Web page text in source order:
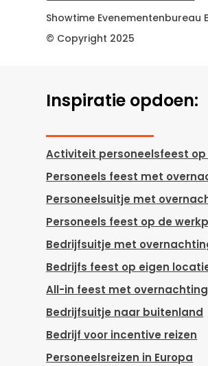
Showtime Evenementenbureau
© Copyright 2025
Inspiratie opdoen:
Activiteit personeelsfeest
Personeels feest met
Personeelsuitje met
Personeels feest op de
Bedrijfsuitje met
Bedrijfs feest op eigen
All-in feest met overnachting
Bedrijfsuitje naar buitenland
Bedrijf voor incentive reizen
Personeelsreizen in Europa